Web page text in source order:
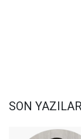
SON